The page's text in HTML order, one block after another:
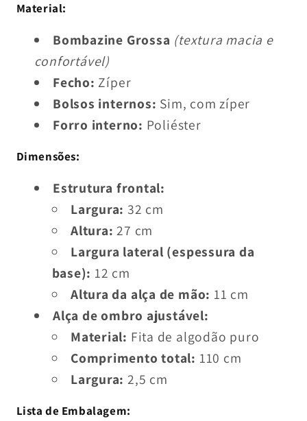
Material:
Bombazine Grossa (textura macia e
confortável)
Fecho: Zíper
Bolsos internos: Sim, com zíper
Forro interno: Poliéster
Dimensões:
Estrutura frontal:
Largura: 32 cm
Altura: 27 cm
Largura lateral (espessura da
base): 12 cm
Altura da alça de mão: 11 cm
Alça de ombro ajustável:
Material: Fita de algodão puro
Comprimento total: 110 cm
Largura: 2,5 cm
Lista de Embalagem: